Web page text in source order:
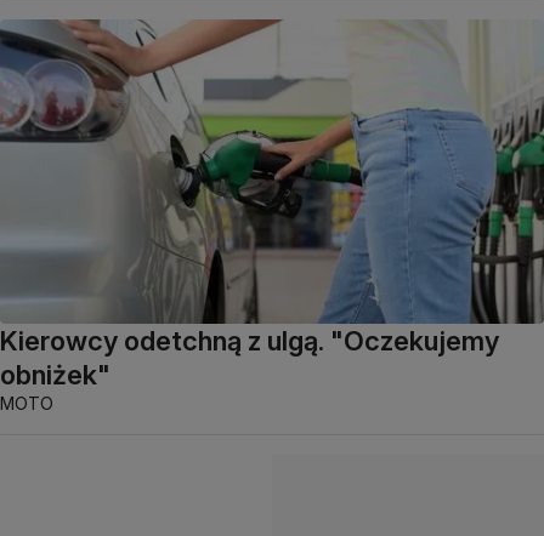
Kierowcy odetchną z ulgą. "Oczekujemy
obniżek"
MOTO